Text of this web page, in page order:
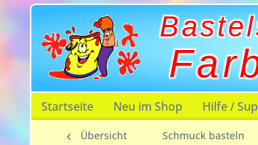
Startseite Neu im Shop Hilfe /
Übersicht Schmuck basteln